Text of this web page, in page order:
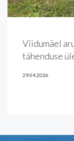
Viidumäel
tähenduse
29.04.2026